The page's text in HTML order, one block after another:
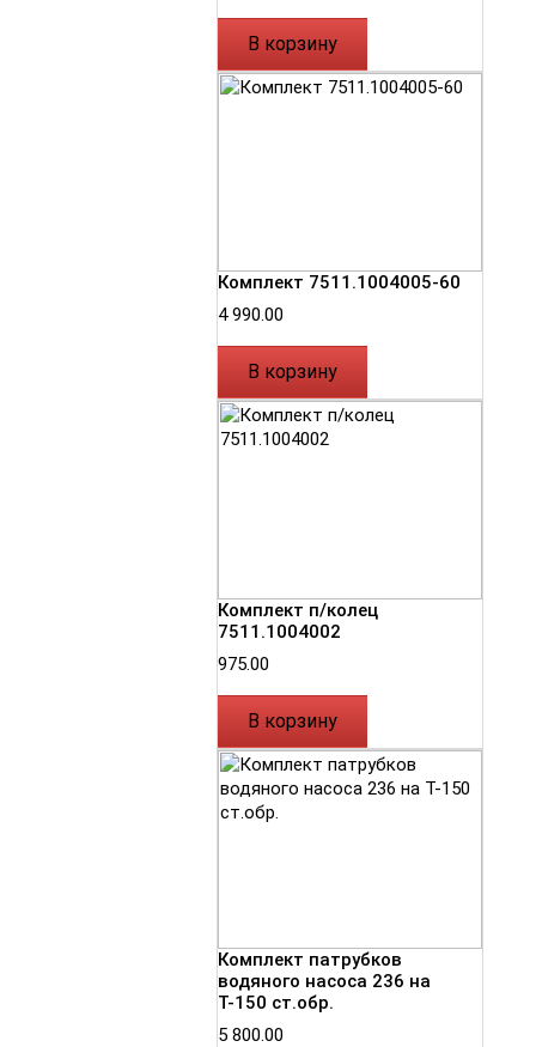
В корзину
Комплект 7511.1004005-60
4 990.00
В корзину
Комплект п/колец
7511.1004002
975.00
В корзину
Комплект патрубков
водяного насоса 236 на
Т-150 ст.обр.
5 800.00